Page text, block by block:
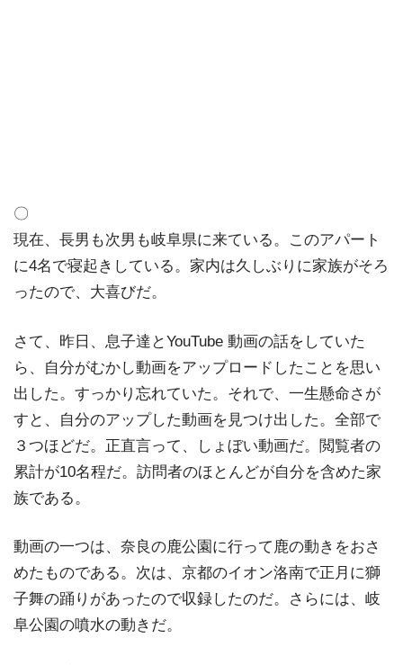
〇
現在、長男も次男も岐阜県に来ている。このアパート
に4名で寝起きしている。家内は久しぶりに家族がそろ
ったので、大喜びだ。
さて、昨日、息子達とYouTube 動画の話をしていた
ら、自分がむかし動画をアップロードしたことを思い
出した。すっかり忘れていた。それで、一生懸命さが
すと、自分のアップした動画を見つけ出した。全部で
３つほどだ。正直言って、しょぼい動画だ。閲覧者の
累計が10名程だ。訪問者のほとんどが自分を含めた家
族である。
動画の一つは、奈良の鹿公園に行って鹿の動きをおさ
めたものである。次は、京都のイオン洛南で正月に獅
子舞の踊りがあったので収録したのだ。さらには、岐
阜公園の噴水の動きだ。